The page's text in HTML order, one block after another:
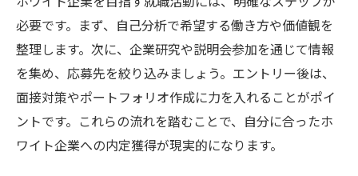
必要です。まず、自己分析で希望する働き方や価値観を
整理します。次に、企業研究や説明会参加を通じて情報
を集め、応募先を絞り込みましょう。エントリー後は、
面接対策やポートフォリオ作成に力を入れることがポイ
ントです。これらの流れを踏むことで、自分に合ったホ
ワイト企業への内定獲得が現実的になります。